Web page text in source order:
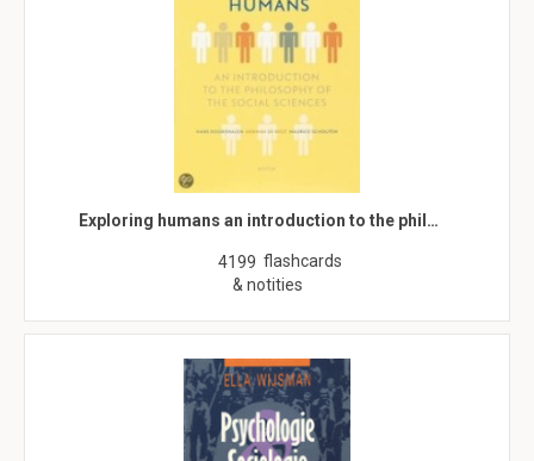
Exploring humans an introduction to the phil…
4199 flashcards
& notities